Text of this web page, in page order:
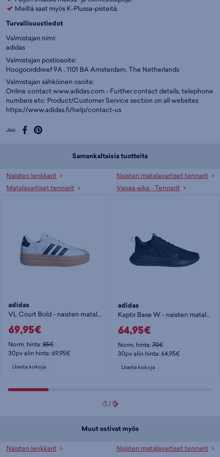
Meiltä saat myös K-Plussa-pisteitä.
Turvallisuustiedot
Valmistajan nimi:
adidas
Valmistajan postiosoite:
Hoogoorddreef 9A , 1101 BA Amsterdam, The Netherlands
Valmistajan sähköinen osoite:
Online contact www.adidas.com - Further contact details, telephone
numbers etc: Product/Customer Service section on all websites
https://www.adidas.fi/help/contact-us
Jaa:
Samankaltaisia tuotteita
Naisten lenkkarit
Naisten matalavartiset tennarit
Matalavartiset tennarit
Vapaa-aika - Tennarit
adidas
VL Court Bold - naisten matalavartiset tennarit
69,95€
Norm. hinta:85€
30pv alin hinta: 69,95€
Useita kokoja
adidas
Kaptir Base W - naisten matalavartiset tennarit
64,95€
Norm. hinta:70€
30pv alin hinta: 64,95€
Useita kokoja
1 /5
Muut ostivat myös
Naisten lenkkarit
Naisten matalavartiset tennarit